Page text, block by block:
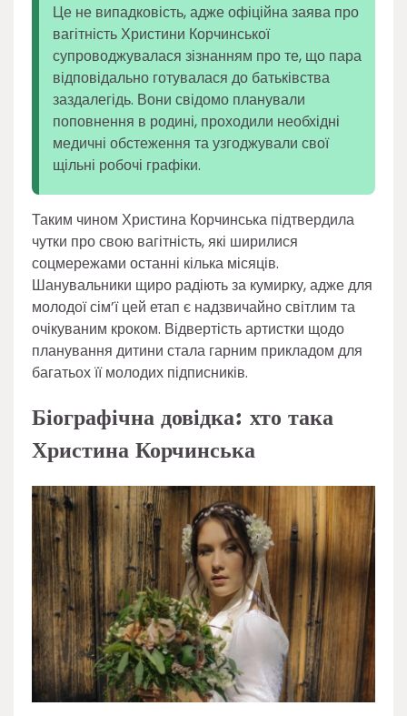
Це не випадковість, адже офіційна заява про
вагітність Христини Корчинської
супроводжувалася зізнанням про те, що пара
відповідально готувалася до батьківства
заздалегідь. Вони свідомо планували
поповнення в родині, проходили необхідні
медичні обстеження та узгоджували свої
щільні робочі графіки.
Таким чином Христина Корчинська підтвердила
чутки про свою вагітність, які ширилися
соцмережами останні кілька місяців.
Шанувальники щиро радіють за кумирку, адже для
молодої сім’ї цей етап є надзвичайно світлим та
очікуваним кроком. Відвертість артистки щодо
планування дитини стала гарним прикладом для
багатьох її молодих підписників.
Біографічна довідка: хто така
Христина Корчинська